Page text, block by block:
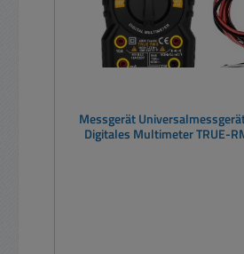
Messgerät
Digitales Multimeter TRUE-